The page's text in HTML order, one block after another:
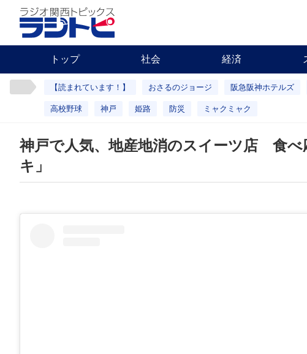
トップ 社会 経済
【読まれています！】 おさるのジョージ 阪急阪神ホテルズ
高校野球 神戸 姫路 防災 ミャクミャク
神戸で人気、地産地消のスイーツ店 食
キ」